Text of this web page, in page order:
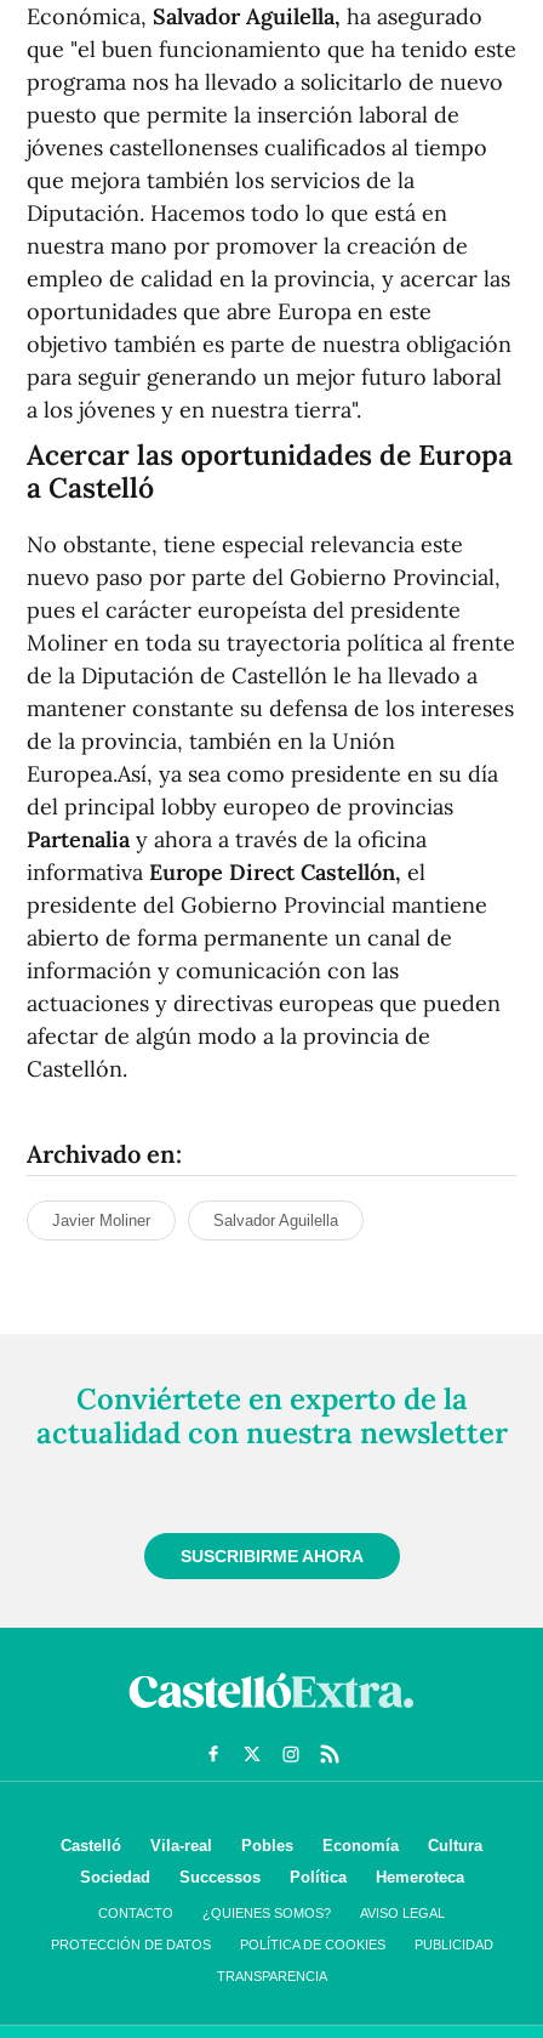
Económica, Salvador Aguilella, ha asegurado
que "el buen funcionamiento que ha tenido este
programa nos ha llevado a solicitarlo de nuevo
puesto que permite la inserción laboral de
jóvenes castellonenses cualificados al tiempo
que mejora también los servicios de la
Diputación. Hacemos todo lo que está en
nuestra mano por promover la creación de
empleo de calidad en la provincia, y acercar las
oportunidades que abre Europa en este
objetivo también es parte de nuestra obligación
para seguir generando un mejor futuro laboral
a los jóvenes y en nuestra tierra".
Acercar las oportunidades de Europa
a Castelló
No obstante, tiene especial relevancia este
nuevo paso por parte del Gobierno Provincial,
pues el carácter europeísta del presidente
Moliner en toda su trayectoria política al frente
de la Diputación de Castellón le ha llevado a
mantener constante su defensa de los intereses
de la provincia, también en la Unión
Europea.Así, ya sea como presidente en su día
del principal lobby europeo de provincias
Partenalia y ahora a través de la oficina
informativa Europe Direct Castellón, el
presidente del Gobierno Provincial mantiene
abierto de forma permanente un canal de
información y comunicación con las
actuaciones y directivas europeas que pueden
afectar de algún modo a la provincia de
Castellón.
Archivado en:
Javier Moliner Salvador Aguilella
Conviértete en experto de la
actualidad con nuestra newsletter
SUSCRIBIRME AHORA
Castelló Vila-real Pobles Economía
Cultura
Sociedad
Successos Política Hemeroteca
CONTACTO ¿QUIENES SOMOS? AVISO LEGAL
PROTECCIÓN DE DATOS POLÍTICA DE COOKIES PUBLICIDAD
TRANSPARENCIA